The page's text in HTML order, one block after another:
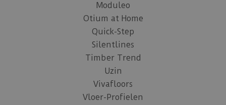
Moduleo
Otium at Home
Quick-Step
Silentlines
Timber Trend
Uzin
Vivafloors
Vloer-Profielen